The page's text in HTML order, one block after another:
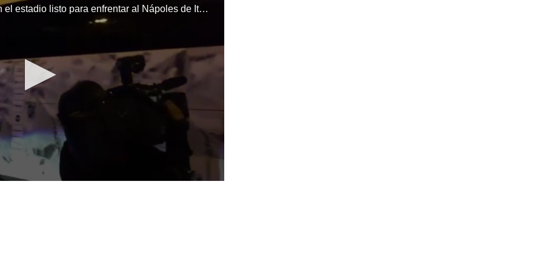
El conjunto merengue ya está en el estadio listo para enfrentar al Nápoles de Italia